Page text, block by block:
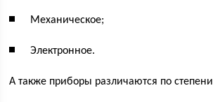
Механическое;
Электронное.
А также приборы различаются по